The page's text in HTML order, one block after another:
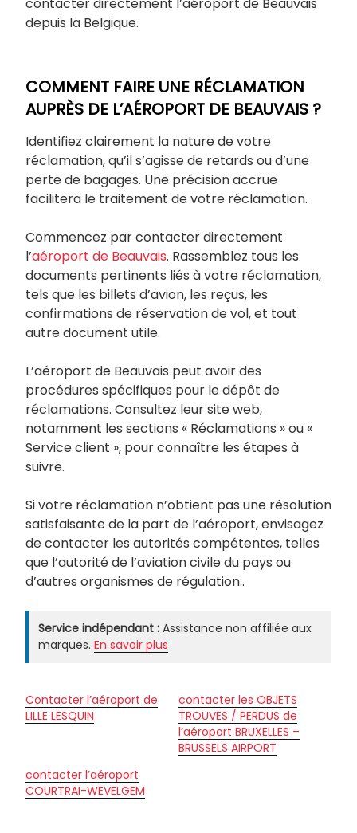
contacter directement l’aéroport de Beauvais
depuis la Belgique.
COMMENT FAIRE UNE RÉCLAMATION
AUPRÈS DE L’AÉROPORT DE BEAUVAIS ?
Identifiez clairement la nature de votre
réclamation, qu’il s’agisse de retards ou d’une
perte de bagages. Une précision accrue
facilitera le traitement de votre réclamation.
Commencez par contacter directement
l’aéroport de Beauvais. Rassemblez tous les
documents pertinents liés à votre réclamation,
tels que les billets d’avion, les reçus, les
confirmations de réservation de vol, et tout
autre document utile.
L’aéroport de Beauvais peut avoir des
procédures spécifiques pour le dépôt de
réclamations. Consultez leur site web,
notamment les sections « Réclamations » ou «
Service client », pour connaître les étapes à
suivre.
Si votre réclamation n’obtient pas une résolution
satisfaisante de la part de l’aéroport, envisagez
de contacter les autorités compétentes, telles
que l’autorité de l’aviation civile du pays ou
d’autres organismes de régulation..
Service indépendant : Assistance non affiliée aux
marques. En savoir plus
Contacter l’aéroport de
LILLE LESQUIN
contacter les OBJETS
TROUVES / PERDUS de
l’aéroport BRUXELLES –
BRUSSELS AIRPORT
contacter l’aéroport
COURTRAI-WEVELGEM